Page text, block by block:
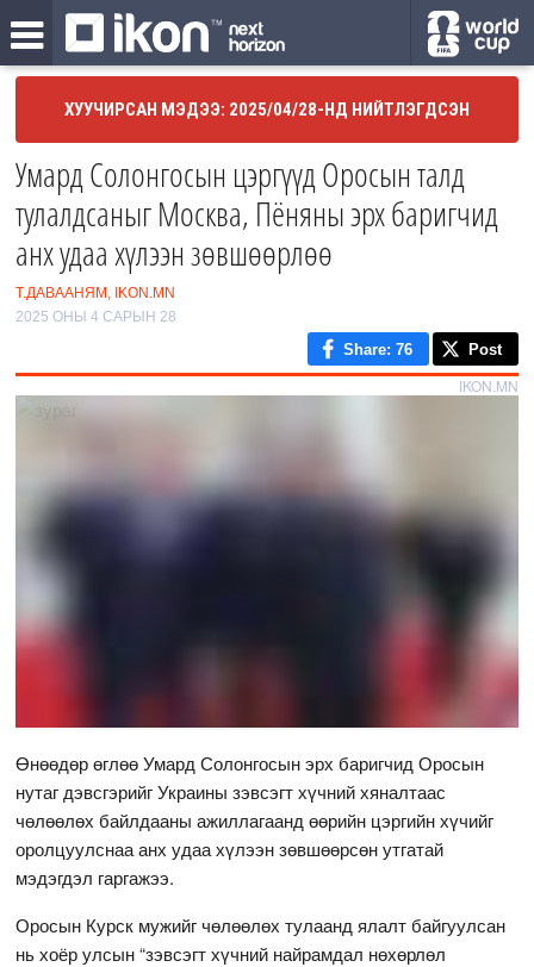
ХУУЧИРСАН МЭДЭЭ: 2025/04/28-НД НИЙТЛЭГДСЭН
Умард Солонгосын цэргүүд Оросын талд
тулалдсаныг Москва, Пёняны эрх баригчид
анх удаа хүлээн зөвшөөрлөө
Т.ДАВААНЯМ, IKON.MN
2025 ОНЫ 4 САРЫН 28
Share: 76 Post
IKON.MN
Өнөөдөр өглөө Умард Солонгосын эрх баригчид Оросын
нутаг дэвсгэрийг Украины зэвсэгт хүчний хяналтаас
чөлөөлөх байлдааны ажиллагаанд өөрийн цэргийн хүчийг
оролцуулснаа анх удаа хүлээн зөвшөөрсөн утгатай
мэдэгдэл гаргажээ.
Оросын Курск мужийг чөлөөлөх тулаанд ялалт байгуулсан
нь хоёр улсын “зэвсэгт хүчний найрамдал нөхөрлөл